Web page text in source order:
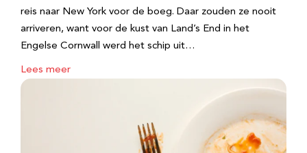
reis naar New York voor de boeg. Daar zouden ze nooit
arriveren, want voor de kust van Land’s End in het
Engelse Cornwall werd het schip uit…
Lees meer